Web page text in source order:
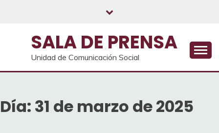
SALA DE PRENSA
Unidad de Comunicación Social
Día: 31 de marzo de 2025